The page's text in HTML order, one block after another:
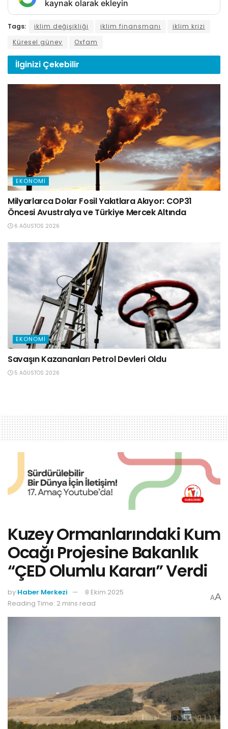
kaynak olarak ekleyin
Tags: iklim değişikliği iklim finansmanı
iklim krizi
Küresel güney
Oxfam
İlginizi Çekebilir
EKONOMI
Milyarlarca Dolar Fosil Yakıtlara Akıyor: COP31
Öncesi Avustralya ve Türkiye Mercek Altında
6 AĞUSTOS 2026
EKONOMI
Savaşın Kazananları Petrol Devleri Oldu
5 AĞUSTOS 2026
Kuzey Ormanlarındaki Kum
Ocağı Projesine Bakanlık
“ÇED Olumlu Kararı” Verdi
by Haber Merkezi
8 Ekim 2025
Reading Time: 2 mins read
AA